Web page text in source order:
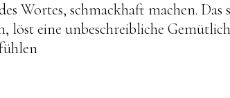
Wortes, schmackhaft machen. Das
löst eine unbeschreibliche